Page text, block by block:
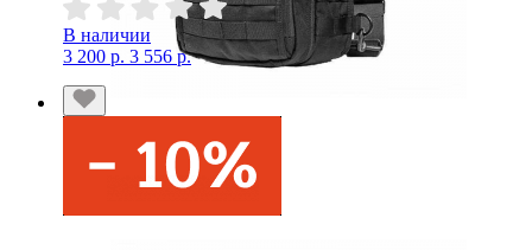
В наличии
3 200 р. 3 556 р.